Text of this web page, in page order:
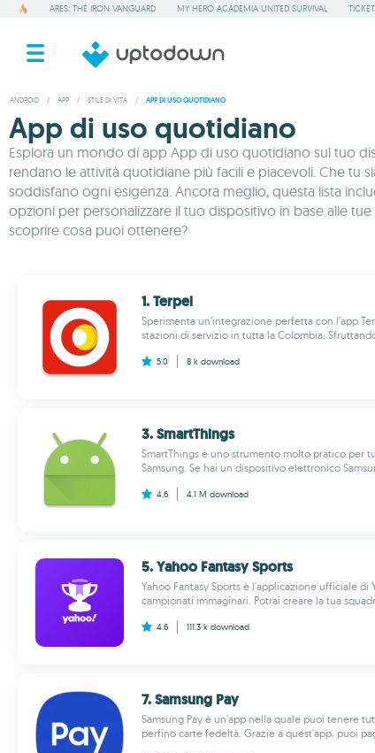
ARES: THE IRON VANGUARD MY HERO ACADEMIA UNITED SURVIVAL
ANDROID / APP / STILE DI VITA / APP DI USO QUOTIDIANO
App di uso quotidiano
Esplora un mondo di app App di uso quotidiano sul tuo
rendano le attività quotidiane più facili e piacevoli. Che tu
soddisfano ogni esigenza. Ancora meglio, questa lista
opzioni per personalizzare il tuo dispositivo in base alle
scoprire cosa puoi ottenere?
1. Terpel
Sperimenta un’integrazione perfetta con l’app
stazioni di servizio in tutta la Colombia.
5.0 8 k download
3. Smart​Things
SmartThings è uno strumento molto pratico per
Samsung. Se hai un dispositivo elettronico
4.6 4.1 M download
5. Yahoo Fantasy Sports
Yahoo Fantasy Sports è l'applicazione ufficiale
campionati immaginari. Potrai creare la tua
4.6 111.3 k download
7. Samsung Pay
Samsung Pay è un'app nella quale puoi tenere
perfino carte fedeltà. Grazie a quest'app, puoi